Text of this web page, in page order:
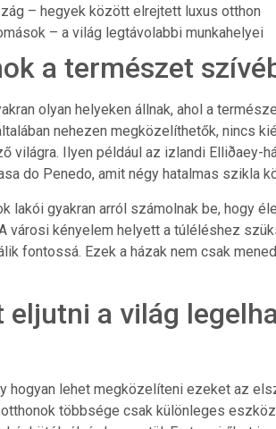
– hegyek között elrejtett luxus otthon
– a világ legtávolabbi munkahelyei
a természet
olyan helyeken állnak, ahol a
nehezen megközelíthetők, nincs
világra. Ilyen például az izlandi Elliðaey-
do Penedo, amit négy hatalmas szikla
lakói gyakran arról számolnak be, hogy
városi kényelem helyett a túléléshez
fontossá. Ezek a házak nem csak
eljutni a világ
hogyan lehet megközelíteni ezeket az
többsége csak különleges